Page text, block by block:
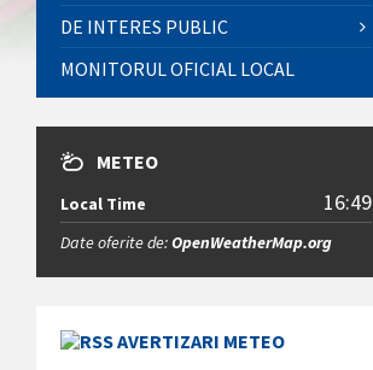
DE INTERES PUBLIC
MONITORUL OFICIAL LOCAL
METEO
Local Time 16:49
Date oferite de:OpenWeatherMap.org
AVERTIZARI METEO